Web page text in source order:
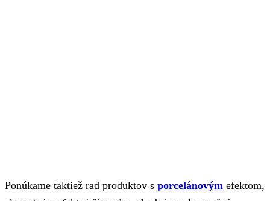
Ponúkame taktiež rad produktov s porcelánovým efektom,